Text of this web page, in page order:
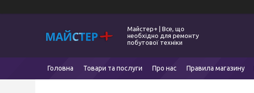
Майстер+ | Все, що
необхідно для ремонту
побутової техніки
Головна Товари та послуги Про нас Правила магазину